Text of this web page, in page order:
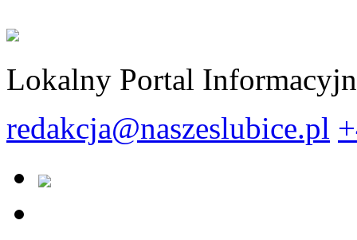
Lokalny Portal
redakcja@naszeslubice.pl